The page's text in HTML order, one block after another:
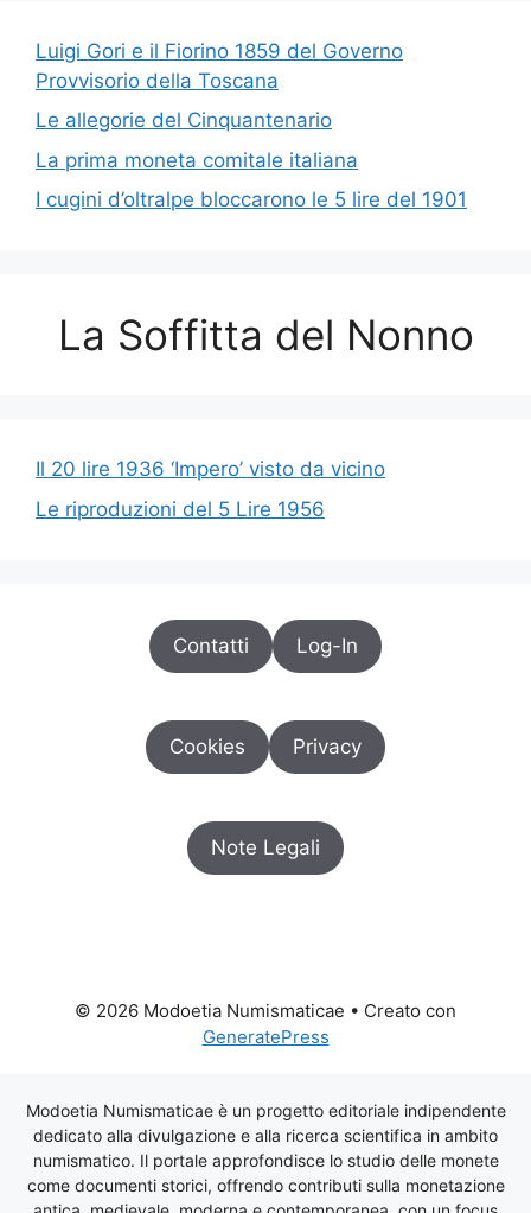
Luigi Gori e il Fiorino 1859 del Governo
Provvisorio della Toscana
Le allegorie del Cinquantenario
La prima moneta comitale italiana
I cugini d’oltralpe bloccarono le 5 lire del 1901
La Soffitta del Nonno
Il 20 lire 1936 ‘Impero’ visto da vicino
Le riproduzioni del 5 Lire 1956
Contatti Log-In
Cookies Privacy
Note Legali
© 2026 Modoetia Numismaticae • Creato con
GeneratePress
Modoetia Numismaticae è un progetto editoriale indipendente
dedicato alla divulgazione e alla ricerca scientifica in ambito
numismatico. Il portale approfondisce lo studio delle monete
come documenti storici, offrendo contributi sulla monetazione